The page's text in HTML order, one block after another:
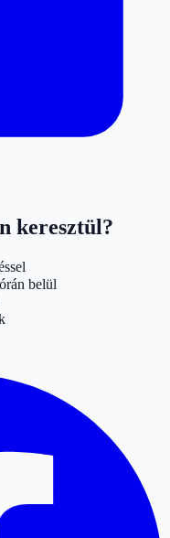
keresztül?
belül